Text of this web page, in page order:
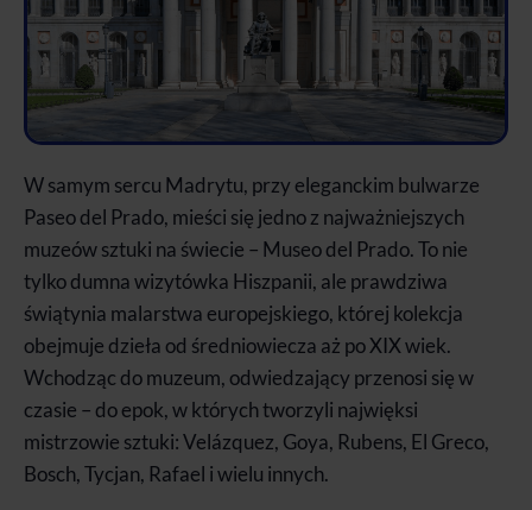
W samym sercu Madrytu, przy eleganckim bulwarze
Paseo del Prado, mieści się jedno z najważniejszych
muzeów sztuki na świecie – Museo del Prado. To nie
tylko dumna wizytówka Hiszpanii, ale prawdziwa
świątynia malarstwa europejskiego, której kolekcja
obejmuje dzieła od średniowiecza aż po XIX wiek.
Wchodząc do muzeum, odwiedzający przenosi się w
czasie – do epok, w których tworzyli najwięksi
mistrzowie sztuki: Velázquez, Goya, Rubens, El Greco,
Bosch, Tycjan, Rafael i wielu innych.